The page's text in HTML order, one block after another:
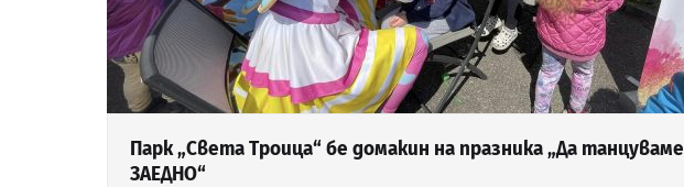
Парк „Света Троица“ бе домакин на празника „Да танцуваме
ЗАЕДНО“